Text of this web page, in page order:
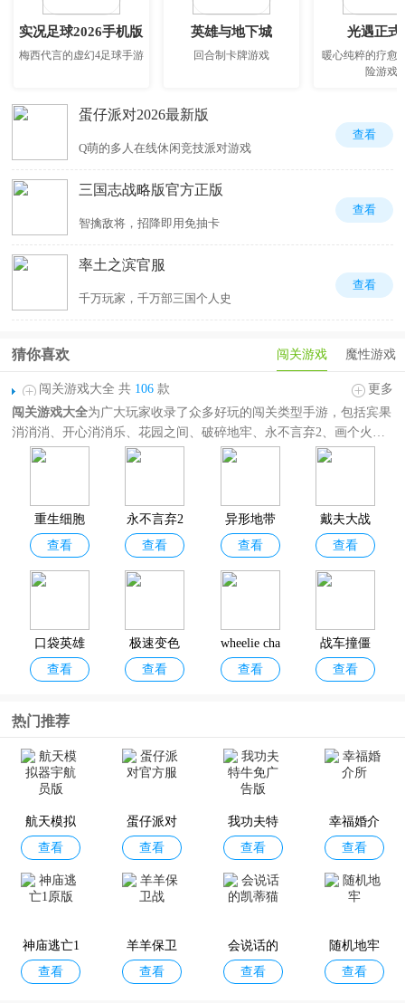
实况足球2026手机版
梅西代言的虚幻4足球手游
英雄与地下城
回合制卡牌游戏
光遇正式
暖心纯粹的疗愈
险游戏
蛋仔派对2026最新版
Q萌的多人在线休闲竞技派对游戏
查看
三国志战略版官方正版
智擒敌将，招降即用免抽卡
查看
率土之滨官服
千万玩家，千万部三国个人史
查看
闯关游戏 魔性游戏
猜你喜欢
闯关游戏大全 共 106 款
更多
闯关游戏大全为广大玩家收录了众多好玩的闯关类型手游，包括宾果
消消消、开心消消乐、花园之间、破碎地牢、永不言弃2、画个火柴
人2、 愤怒的小鸟季节版等。无论是想体验消除闯关游戏、解谜闯关
重生细胞
中文版
查看
永不言弃2
官方正版
最新版
查看
异形地带
突袭
查看
戴夫大战
僵尸木糖
自制版
查看
口袋英雄
官方正版
查看
极速变色
龙2026最
查看
wheelie cha
llenge
查看
战车撞僵
尸无限金
查看
蜘蛛侠极
限
查看
火柴人冲
跳跃忍者
中文版
查看
超级幻影
版
公路骑手
der)
凡人伏魔
横扫僵尸
il)官方正
版
奥特曼之
官方正版
热门推荐
航天模拟
器宇航员
版
查看
蛋仔派对
官方服
查看
我功夫特
牛免广告
版
查看
幸福婚介
所
查看
神庙逃亡1
原版
查看
羊羊保卫
战
查看
会说话的
凯蒂猫
查看
随机地牢
查看